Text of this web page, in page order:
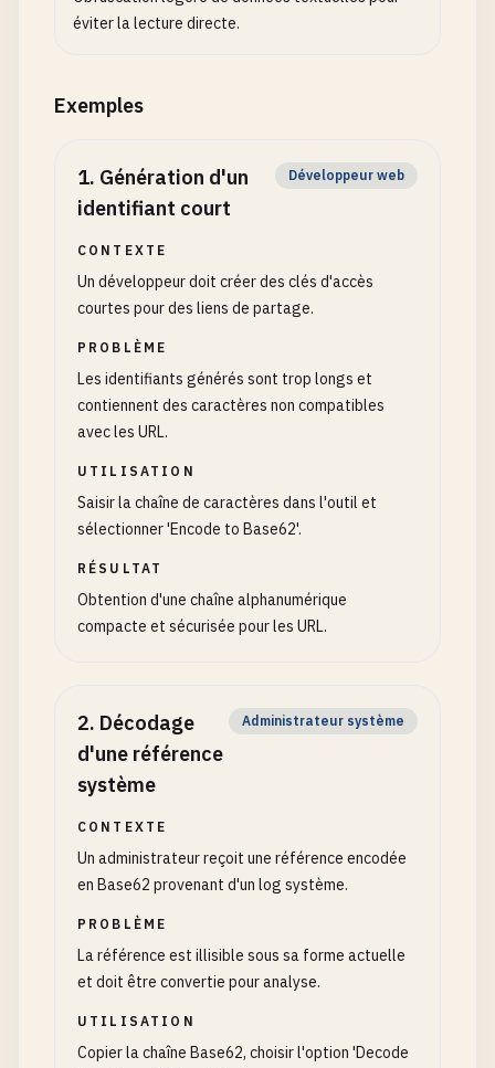
éviter la lecture directe.
Exemples
1. Génération d'un
identifiant court
Développeur web
CONTEXTE
Un développeur doit créer des clés d'accès
courtes pour des liens de partage.
PROBLÈME
Les identifiants générés sont trop longs et
contiennent des caractères non compatibles
avec les URL.
UTILISATION
Saisir la chaîne de caractères dans l'outil et
sélectionner 'Encode to Base62'.
RÉSULTAT
Obtention d'une chaîne alphanumérique
compacte et sécurisée pour les URL.
2. Décodage
d'une référence
système
Administrateur système
CONTEXTE
Un administrateur reçoit une référence encodée
en Base62 provenant d'un log système.
PROBLÈME
La référence est illisible sous sa forme actuelle
et doit être convertie pour analyse.
UTILISATION
Copier la chaîne Base62, choisir l'option 'Decode